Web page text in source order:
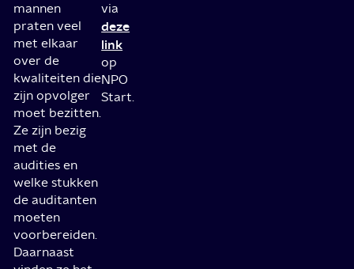
mannen
praten veel
met elkaar
over de
kwaliteiten die
zijn opvolger
moet bezitten.
Ze zijn bezig
met de
audities en
welke stukken
de auditanten
moeten
voorbereiden.
Daarnaast
via
deze
link
op
NPO
Start.